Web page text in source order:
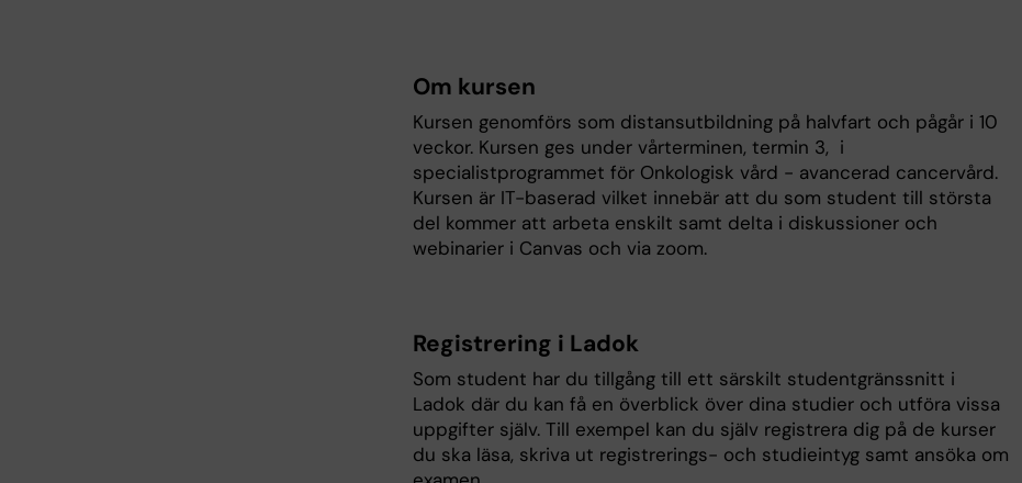
Om kursen
Kursen genomförs som distansutbildning på halvfart och pågår i 10
veckor. Kursen ges under vårterminen, termin 3, i
specialistprogrammet för Onkologisk vård - avancerad cancervård.
Kursen är IT-baserad vilket innebär att du som student till största
del kommer att arbeta enskilt samt delta i diskussioner och
webinarier i Canvas och via zoom.
Registrering i Ladok
Som student har du tillgång till ett särskilt studentgränssnitt i
Ladok där du kan få en överblick över dina studier och utföra vissa
uppgifter själv. Till exempel kan du själv registrera dig på de kurser
du ska läsa, skriva ut registrerings- och studieintyg samt ansöka om